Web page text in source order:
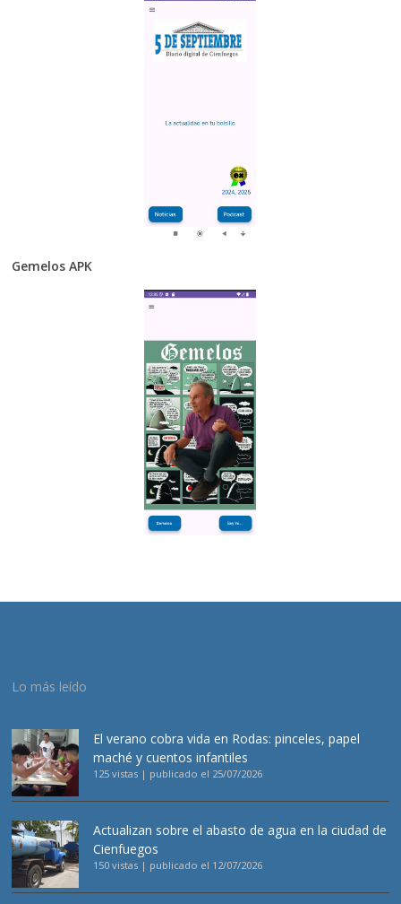
Gemelos APK
Lo más leído
El verano cobra vida en Rodas: pinceles, papel
maché y cuentos infantiles
125 vistas | publicado el 25/07/2026
Actualizan sobre el abasto de agua en la ciudad de
Cienfuegos
150 vistas | publicado el 12/07/2026